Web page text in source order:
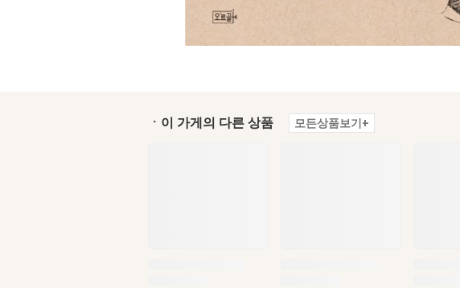
ㆍ이 가게의 다른 상품 모든상품보기+